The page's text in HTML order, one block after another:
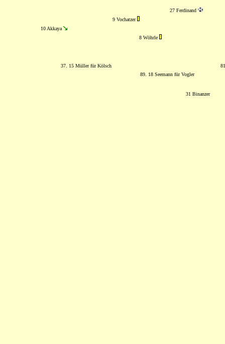
27 Ferdinand
9 Vochatzer
10 Akkaya
8 Wöhrle
37. 15 Müller für Kölsch
89. 18 Seemann für Vogler
31 Binanzer